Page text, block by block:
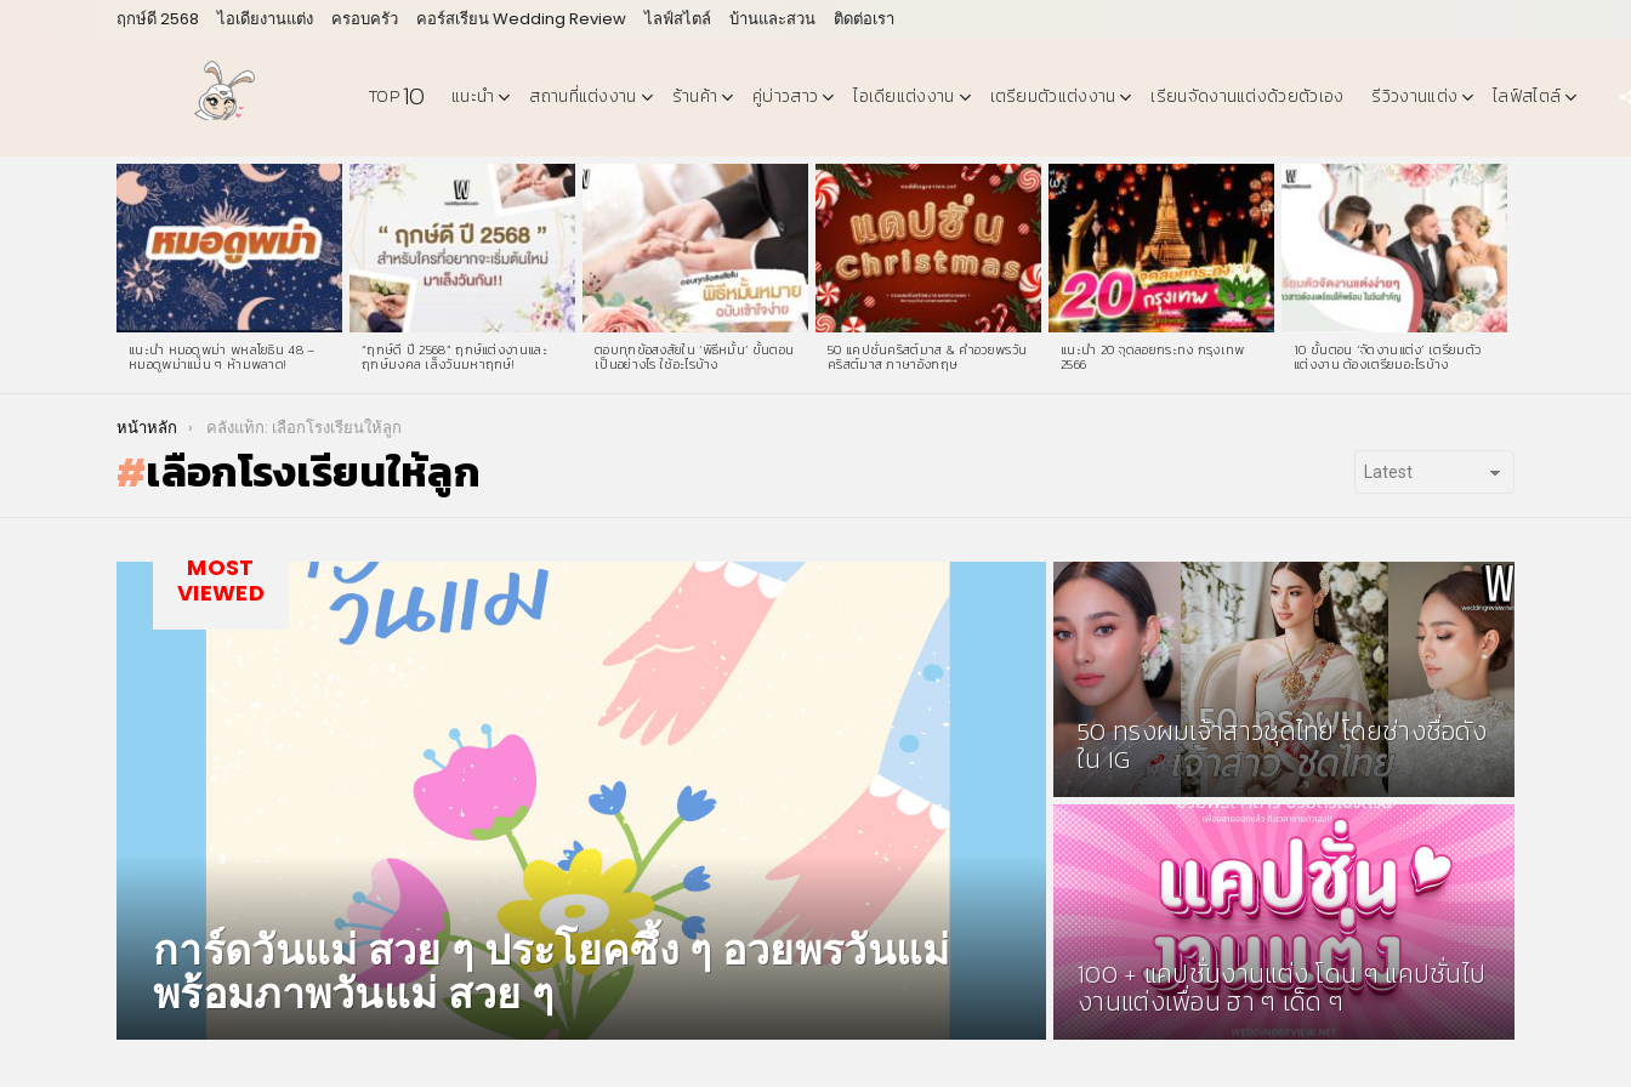
ฤกษ์ดี 2568 ไอเดียงานแต่ง ครอบครัว คอร์สเรียน Wedding Review ไลฟ์สไตล์ บ้านและสวน ติดต่อเรา
TOP10 แนะนำ สถานที่แต่งงาน ร้านค้า คู่บ่าวสาว ไอเดียแต่งงาน เตรียมตัวแต่งงาน เรียนจัดงานแต่งด้วยตัวเอง รีวิวงานแต่ง ไลฟ์สไตล์
LATEST
STORIES
แนะนำ หมอดูพม่า พหลโยธิน 48 –
หมอดูพม่าแม่น ๆ ห้ามพลาด!
“ฤกษ์ดี ปี 2568” ฤกษ์แต่งงานและ
ฤกษ์มงคล เล็งวันมหาฤกษ์!
ตอบทุกข้อสงสัยใน ‘พิธีหมั้น’ ขั้นตอน
เป็นอย่างไร ใช้อะไรบ้าง
50 แคปชั่นคริสต์มาส & คําอวยพรวัน
คริสต์มาส ภาษาอังกฤษ
แนะนำ 20 จุดลอยกระทง กรุงเทพ
2566
10 ขั้นตอน ‘จัดงานแต่ง’ เตรียมตัว
แต่งงาน ต้องเตรียมอะไรบ้าง
You are here:
หน้าหลัก คลังแท็ก: เลือกโรงเรียนให้ลูก
เลือกโรงเรียนให้ลูก
MOST
VIEWED
การ์ดวันแม่ สวย ๆ ประโยคซึ้ง ๆ อวยพรวันแม่
พร้อมภาพวันแม่ สวย ๆ
50 ทรงผมเจ้าสาวชุดไทย โดยช่างชื่อดัง
ใน IG
100 + แคปชั่นงานแต่ง โดน ๆ แคปชั่นไป
งานแต่งเพื่อน ฮา ๆ เด็ด ๆ